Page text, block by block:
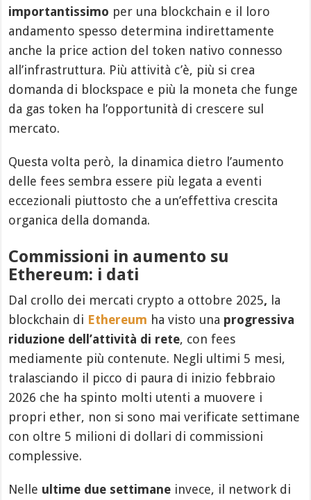
importantissimo per una blockchain e il loro
andamento spesso determina indirettamente
anche la price action del token nativo connesso
all’infrastruttura. Più attività c’è, più si crea
domanda di blockspace e più la moneta che funge
da gas token ha l’opportunità di crescere sul
mercato.
Questa volta però, la dinamica dietro l’aumento
delle fees sembra essere più legata a eventi
eccezionali piuttosto che a un’effettiva crescita
organica della domanda.
Commissioni in aumento su
Ethereum: i dati
Dal crollo dei mercati crypto a ottobre 2025, la
blockchain di Ethereum ha visto una progressiva
riduzione dell’attività di rete, con fees
mediamente più contenute. Negli ultimi 5 mesi,
tralasciando il picco di paura di inizio febbraio
2026 che ha spinto molti utenti a muovere i
propri ether, non si sono mai verificate settimane
con oltre 5 milioni di dollari di commissioni
complessive.
Nelle ultime due settimane invece, il network di